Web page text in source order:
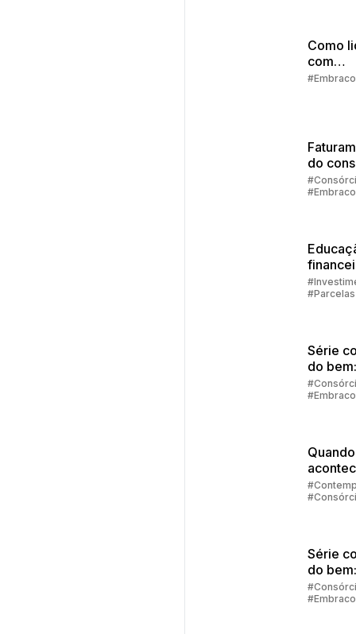
Como
com
do
no
família
Série
do bem:
Quando
no
Série
do
sair das
dívidas